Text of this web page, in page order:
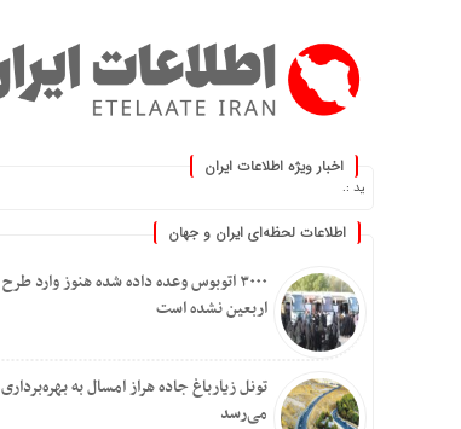
اخبار ویژه اطلاعات ایران
اطلاعات لحظه‌ای ایران و جهان
۳۰۰۰ اتوبوس وعده داده شده هنوز وارد طرح
اربعین نشده است
تونل زیارباغ جاده هراز امسال به بهره‌برداری
می‌رسد